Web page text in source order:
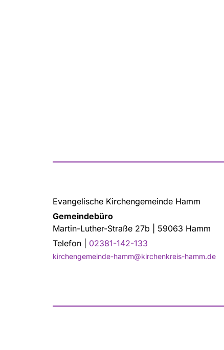
Evangelische Kirchengemeinde Hamm
Gemeindebüro
Martin-Luther-Straße 27b | 59063 Hamm
Telefon | 02381-142-133
kirchengemeinde-hamm@kirchenkreis-hamm.de